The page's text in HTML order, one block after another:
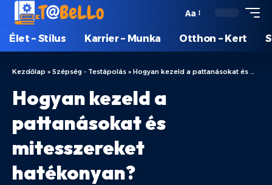
Aa
Élet – Stílus Karrier – Munka Otthon – Kert
Kezdőlap » Szépség - Testápolás » Hogyan kezeld a pattanásokat és mitesszereket hatékonyan?
Hogyan kezeld a
pattanásokat és
mitesszereket
hatékonyan?